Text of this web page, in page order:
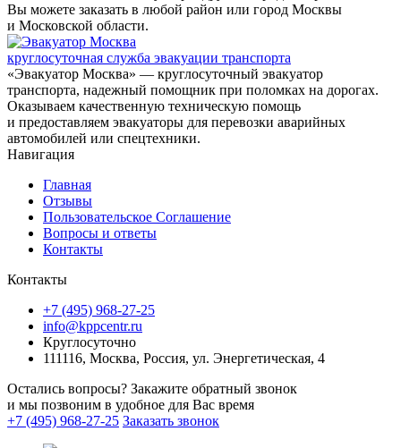
Вы можете заказать в любой район или город Москвы
и Московской области.
круглосуточная служба эвакуации транспорта
«Эвакуатор Москва» — круглосуточный эвакуатор
транспорта, надежный помощник при поломках на дорогах.
Оказываем качественную техническую помощь
и предоставляем эвакуаторы для перевозки аварийных
автомобилей или спецтехники.
Навигация
Главная
Отзывы
Пользовательское Соглашение
Вопросы и ответы
Контакты
Контакты
+7 (495) 968-27-25
info@kppcentr.ru
Круглосуточно
111116, Москва, Россия, ул. Энергетическая, 4
Остались вопросы? Закажите обратный звонок
и мы позвоним в удобное для Вас время
+7 (495) 968-27-25 Заказать звонок